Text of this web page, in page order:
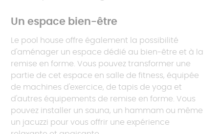
Un espace bien-être
Le pool house offre également la possibilité
d'aménager un espace dédié au bien-être et à la
remise en forme. Vous pouvez transformer une
partie de cet espace en salle de fitness, équipée
de machines d'exercice, de tapis de yoga et
d'autres équipements de remise en forme. Vous
pouvez installer un sauna, un hammam ou même
un jacuzzi pour vous offrir une expérience